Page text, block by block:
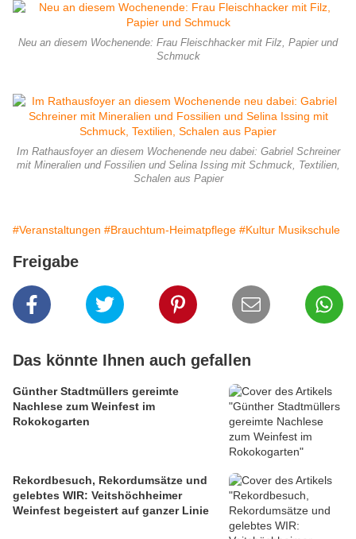
Neu an diesem Wochenende: Frau Fleischhacker mit Filz, Papier und
Schmuck
Im Rathausfoyer an diesem Wochenende neu dabei: Gabriel Schreiner
mit Mineralien und Fossilien und Selina Issing mit Schmuck, Textilien,
Schalen aus Papier
#Veranstaltungen #Brauchtum-Heimatpflege #Kultur Musikschule
Freigabe
Das könnte Ihnen auch gefallen
Günther Stadtmüllers gereimte
Nachlese zum Weinfest im
Rokokogarten
Rekordbesuch, Rekordumsätze und
gelebtes WIR: Veitshöchheimer
Weinfest begeistert auf ganzer Linie